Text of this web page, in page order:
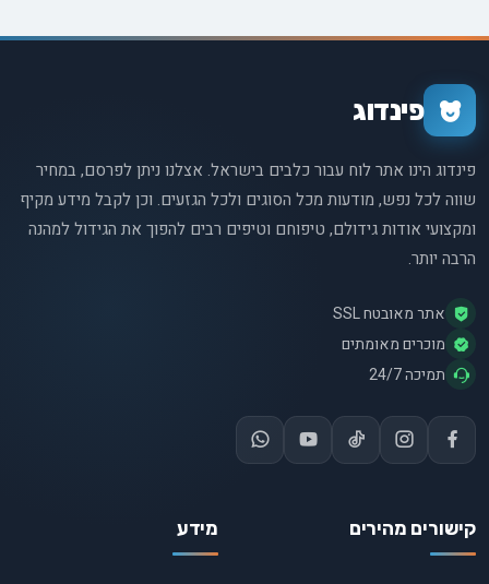
פינדוג
פינדוג הינו אתר לוח עבור כלבים בישראל. אצלנו ניתן לפרסם, במחיר
שווה לכל נפש, מודעות מכל הסוגים ולכל הגזעים. וכן לקבל מידע מקיף
ומקצועי אודות גידולם, טיפוחם וטיפים רבים להפוך את הגידול למהנה
הרבה יותר.
אתר מאובטח SSL
מוכרים מאומתים
תמיכה 24/7
קישורים מהירים מידע